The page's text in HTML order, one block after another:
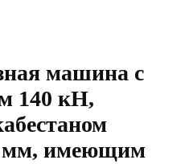
машина с
140 кН,
мм, имеющим